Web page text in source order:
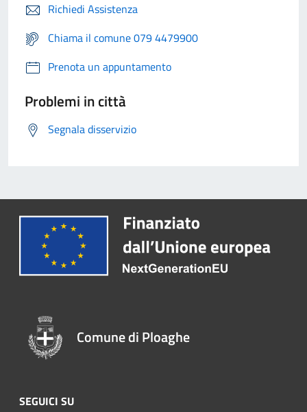
Richiedi Assistenza
Chiama il comune 079 4479900
Prenota un appuntamento
Problemi in città
Segnala disservizio
Comune di Ploaghe
SEGUICI SU